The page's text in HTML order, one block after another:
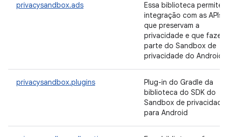
privacysandbox.ads
Essa biblioteca permite a
integração com as APIs
que preservam a
privacidade e que fazem
parte do Sandbox de
privacidade do Android.
privacysandbox.plugins
Plug-in do Gradle da
biblioteca do SDK do
Sandbox de privacidade
para Android